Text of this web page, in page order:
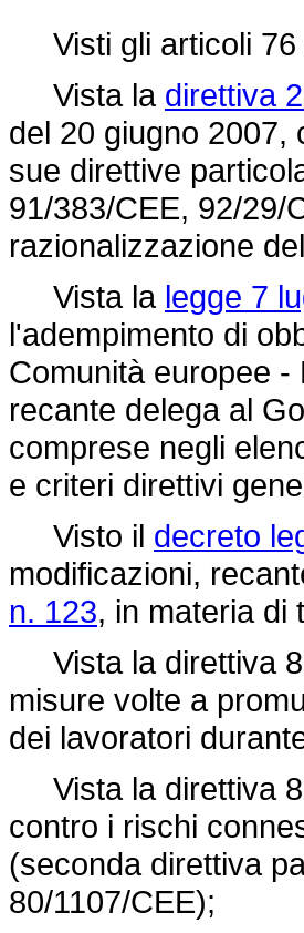
Visti gli articoli 76
Vista la direttiva
del 20 giugno
sue direttive
91/383/CEE, 92/29/
razionalizzazione
Vista la legge 7
l'adempimento di
Comunità europee
recante delega al
comprese negli
e criteri direttivi
Visto il decreto
modificazioni,
n. 123, in materia di
Vista la direttiva
misure volte a
dei lavoratori
Vista la direttiva
contro i rischi
(seconda direttiva
80/1107/CEE);